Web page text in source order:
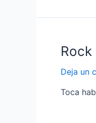
Rock
Deja un
Toca